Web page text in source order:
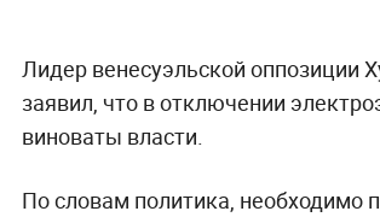
Лидер венесуэльской оппозиции
заявил, что в отключении
виноваты власти.
По словам политика, необходимо